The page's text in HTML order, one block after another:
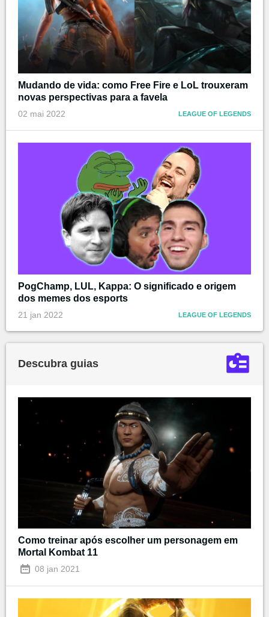
Mudando de vida: como Free Fire e LoL trouxeram
novas perspectivas para a favela
02 mai 2022 LEAGUE OF LEGENDS
PogChamp, LUL, Kappa: O significado e origem
dos memes dos esports
21 jan 2022 LEAGUE OF LEGENDS
Descubra guias
Como treinar após escolher um personagem em
Mortal Kombat 11
08 jan 2021